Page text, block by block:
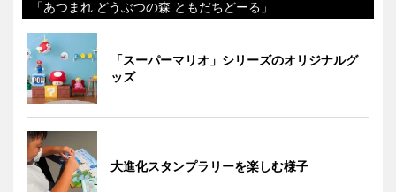
「あつまれ どうぶつの森 ともだちどーる」
「スーパーマリオ」シリーズのオリジナルグ
ッズ
大進化スタンプラリーを楽しむ様子